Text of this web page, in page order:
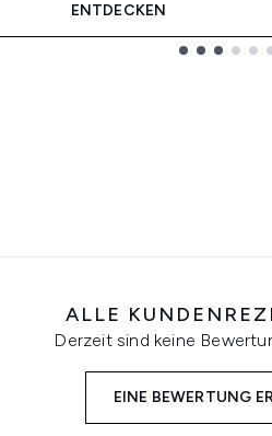
ENTDECKEN
ALLE
Derzeit sind keine
EINE BEWERTUNG